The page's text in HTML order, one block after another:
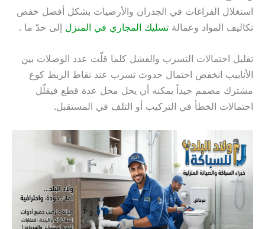
استغلال الفراغات في الجدران والأرضيات بشكل أفضل خفض
تكاليف المواد وعمالة تسليك المجاري في المنزل إلى حدّ ما .
تقليل احتمالات التسرب والفشل كلما قلّت عدد الوصلات بين
الأنابيب انخفض احتمال حدوث تسرب عند نقاط الربط كوع
مشترك مصمم جيداً يمكنه أن يحل محل عدة قطع فيقلّل
احتمالات الخطأ في التركيب أو التلف في المستقبل.